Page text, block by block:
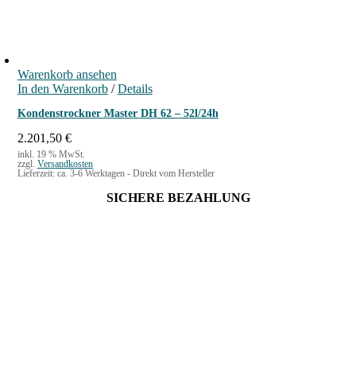
Warenkorb ansehen
In den Warenkorb / Details
Kondenstrockner Master DH 62 – 52l/24h
2.201,50 €
inkl. 19 % MwSt.
zzgl. Versandkosten
Lieferzeit: ca. 3-6 Werktagen - Direkt vom Hersteller
SICHERE BEZAHLUNG